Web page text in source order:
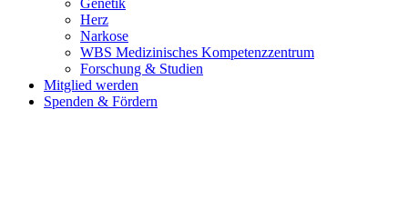
Genetik
Herz
Narkose
WBS Medizinisches Kompetenzzentrum
Forschung & Studien
Mitglied werden
Spenden & Fördern